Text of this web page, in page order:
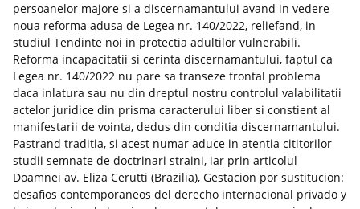
persoanelor majore si a discernamantului avand in vedere
noua reforma adusa de Legea nr. 140/2022, reliefand, in
studiul Tendinte noi in protectia adultilor vulnerabili.
Reforma incapacitatii si cerinta discernamantului, faptul ca
Legea nr. 140/2022 nu pare sa transeze frontal problema
daca inlatura sau nu din dreptul nostru controlul valabilitatii
actelor juridice din prisma caracterului liber si constient al
manifestarii de vointa, dedus din conditia discernamantului.
Pastrand traditia, si acest numar aduce in atentia cititorilor
studii semnate de doctrinari straini, iar prin articolul
Doamnei av. Eliza Cerutti (Brazilia), Gestacion por sustitucion:
desafios contemporaneos del derecho internacional privado y